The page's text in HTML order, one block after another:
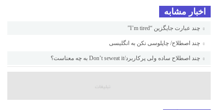
اخبار مشابه
چند عبارت جایگزین “I’m tired”
چند اصطلاح/ چاپلوسی نکن به انگلیسی
چند اصطلاح ساده ولی پرکاربرد/Don’t seweat it به چه معناست؟